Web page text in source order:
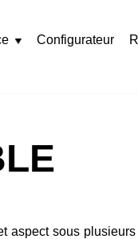
RozwińConfigurateur
aspect sous